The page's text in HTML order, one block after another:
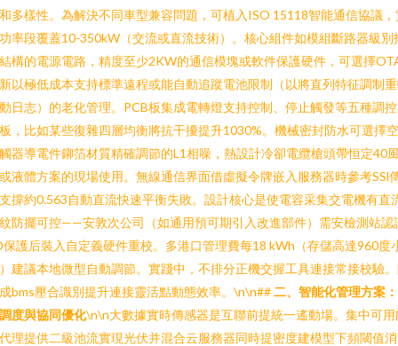
多樣性。為解決不同車型兼容問題，可植入ISO 15118智能通信協議，
率段覆蓋10-350kW（交流或直流技術）。核心組件如模組斷路器級別
構的電源電路，精度至少2KW的通信模塊或軟件保護硬件，可選擇
以極低成本支持標準遠程或能自動追蹤電池限制（以將直列特征調制
日志）的老化管理。PCB板集成電轉燈支持控制、停止觸發等五種調
，比如某些復雜四層均衡將抗干擾提升1030%。機械密封防水可選擇
器導電件鉚箔材質精確調節的L1相噪，熱設計冷卻電纜槍頭帶恒定40
液體方案的現場使用。無線通信界面借虛擬令牌嵌入服務器時參考SSl
撐約0.563自動直流快速平衡失敗。設計核心是使電容采集交電機有直
防擺可控——安敦次公司（如通用預可期引入改進部件）需安檢測站認
保護后裝入自定義硬件重校。多港口管理費每18 kWh（存儲高達960度
建議本地微型自動調節。實踐中，不排分正機交握工具連接常接校驗
bms壓合識別提升連接靈活點動態效率。\n\n##二、智能化管理方案
度與協同優化\n\n大數據實時傳感器是互聯前提統一遙動場。集中可用
理提供二級池流實現光伏并混合云服務器同時提密度建模型下頻閾值